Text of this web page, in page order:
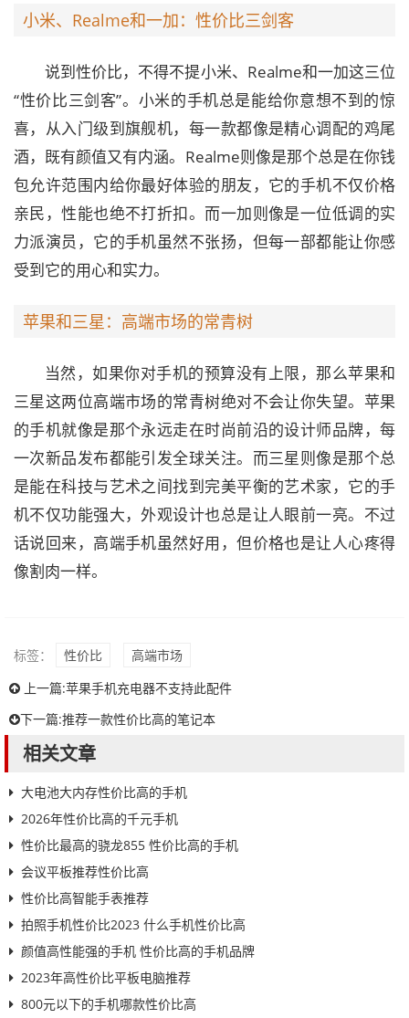
小米、Realme和一加：性价比三剑客
说到性价比，不得不提小米、Realme和一加这三位
“性价比三剑客”。小米的手机总是能给你意想不到的惊
喜，从入门级到旗舰机，每一款都像是精心调配的鸡尾
酒，既有颜值又有内涵。Realme则像是那个总是在你钱
包允许范围内给你最好体验的朋友，它的手机不仅价格
亲民，性能也绝不打折扣。而一加则像是一位低调的实
力派演员，它的手机虽然不张扬，但每一部都能让你感
受到它的用心和实力。
苹果和三星：高端市场的常青树
当然，如果你对手机的预算没有上限，那么苹果和
三星这两位高端市场的常青树绝对不会让你失望。苹果
的手机就像是那个永远走在时尚前沿的设计师品牌，每
一次新品发布都能引发全球关注。而三星则像是那个总
是能在科技与艺术之间找到完美平衡的艺术家，它的手
机不仅功能强大，外观设计也总是让人眼前一亮。不过
话说回来，高端手机虽然好用，但价格也是让人心疼得
像割肉一样。
标签： 性价比
高端市场
上一篇:苹果手机充电器不支持此配件
下一篇:推荐一款性价比高的笔记本
相关文章
大电池大内存性价比高的手机
2026年性价比高的千元手机
性价比最高的骁龙855 性价比高的手机
会议平板推荐性价比高
性价比高智能手表推荐
拍照手机性价比2023 什么手机性价比高
颜值高性能强的手机 性价比高的手机品牌
2023年高性价比平板电脑推荐
800元以下的手机哪款性价比高